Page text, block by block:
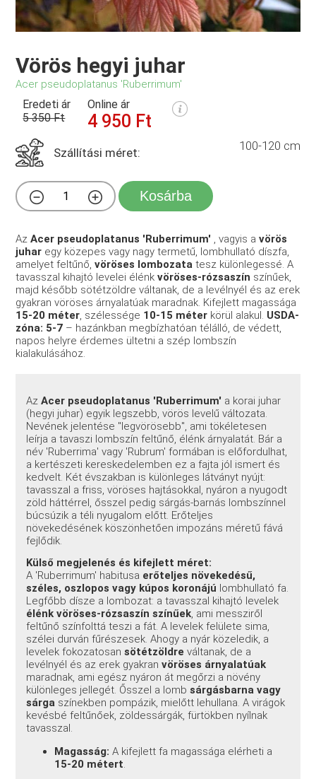
Vörös hegyi juhar
Acer pseudoplatanus 'Ruberrimum'
Eredeti ár
5 350 Ft
Online ár
4 950 Ft
Szállítási méret: 100-120 cm
Kosárba
AzAcer pseudoplatanus 'Ruberrimum' , vagyis avörös
juhar egy közepes vagy nagy termetű, lombhullató díszfa,
amelyet feltűnő,vöröses lombozata tesz különlegessé. A
tavasszal kihajtó levelei élénkvöröses-rózsaszín színűek,
majd később sötétzöldre váltanak, de a levélnyél és az erek
gyakran vöröses árnyalatúak maradnak. Kifejlett magassága
15-20 méter, szélessége 10-15 méter körül alakul. USDA-
zóna: 5-7 – hazánkban megbízhatóan télálló, de védett,
napos helyre érdemes ültetni a szép lombszín
kialakulásához.
AzAcer pseudoplatanus 'Ruberrimum' a korai juhar
(hegyi juhar) egyik legszebb, vörös levelű változata.
Nevének jelentése "legvörösebb", ami tökéletesen
leírja a tavaszi lombszín feltűnő, élénk árnyalatát. Bár a
név 'Ruberrima' vagy 'Rubrum' formában is előfordulhat,
a kertészeti kereskedelemben ez a fajta jól ismert és
kedvelt. Két évszakban is különleges látványt nyújt:
tavasszal a friss, vöröses hajtásokkal, nyáron a nyugodt
zöld háttérrel, ősszel pedig sárgás-barnás lombszínnel
búcsúzik a téli nyugalom előtt. Erőteljes
növekedésének köszönhetően impozáns méretű fává
fejlődik.
Külső megjelenés és kifejlett méret:
A 'Ruberrimum' habitusa erőteljes növekedésű,
széles, oszlopos vagy kúpos koronájú lombhullató fa.
Legfőbb dísze a lombozat: a tavasszal kihajtó levelek
élénk vöröses-rózsaszín színűek, ami messziről
feltűnő színfolttá teszi a fát. A levelek felülete sima,
szélei durván fűrészesek. Ahogy a nyár közeledik, a
levelek fokozatosansötétzöldre váltanak, de a
levélnyél és az erek gyakranvöröses árnyalatúak
maradnak, ami egész nyáron át megőrzi a növény
különleges jellegét. Ősszel a lombsárgásbarna vagy
sárga színekben pompázik, mielőtt lehullana. A virágok
kevésbé feltűnőek, zöldessárgák, fürtökben nyílnak
tavasszal.
Magasság: A kifejlett fa magassága elérheti a
15-20 métert.